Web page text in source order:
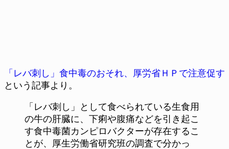
「レバ刺し」食中毒のおそれ、厚労省ＨＰで注意促す
という記事より。
「レバ刺し」として食べられている生食用
の牛の肝臓に、下痢や腹痛などを引き起こ
す食中毒菌カンピロバクターが存在するこ
とが、厚生労働省研究班の調査で分かっ